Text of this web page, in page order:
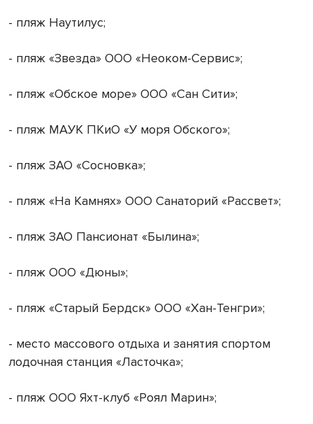
- пляж Наутилус;
- пляж «Звезда» ООО «Неоком-Сервис»;
- пляж «Обское море» ООО «Сан Сити»;
- пляж МАУК ПКиО «У моря Обского»;
- пляж ЗАО «Сосновка»;
- пляж «На Камнях» ООО Санаторий «Рассвет»;
- пляж ЗАО Пансионат «Былина»;
- пляж ООО «Дюны»;
- пляж «Старый Бердск» ООО «Хан-Тенгри»;
- место массового отдыха и занятия спортом
лодочная станция «Ласточка»;
- пляж ООО Яхт-клуб «Роял Марин»;